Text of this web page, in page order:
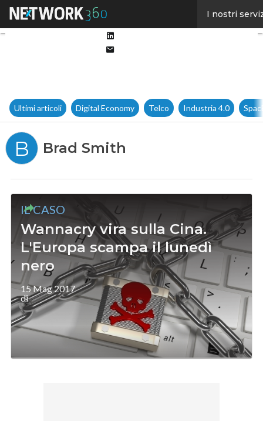
I nostri
Ultimi articoli Digital Economy Telco Industria 4.0
B Brad Smith
IL CASO
Wannacry vira sulla Cina.
L'Europa scampa il lunedì
nero
15 Mag 2017
di